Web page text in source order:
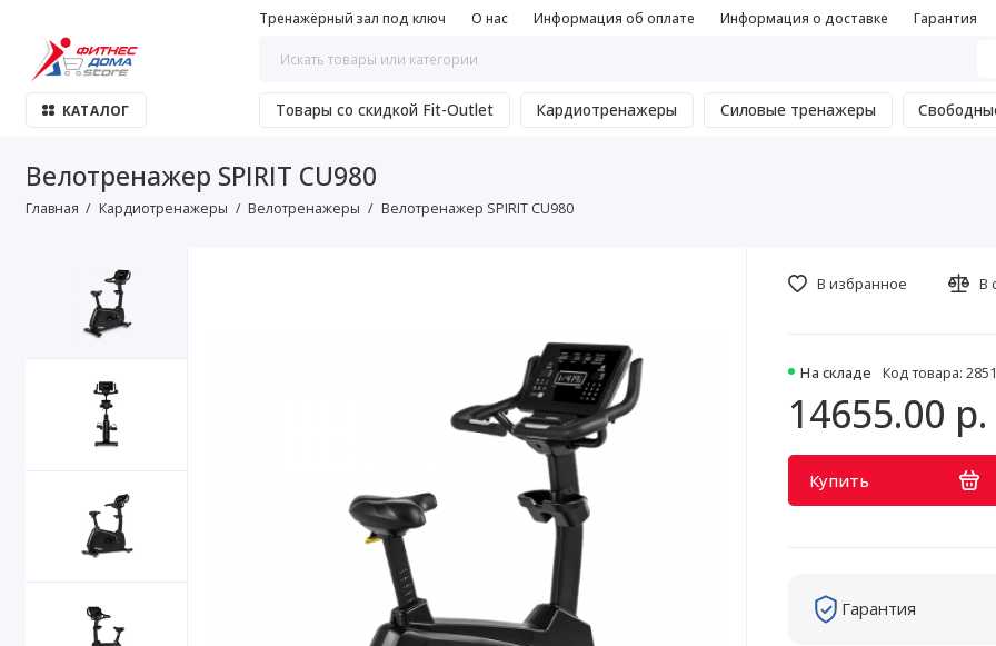
Тренажёрный зал под ключ О нас Информация об оплате Информация о доставке Гарантия
КАТАЛОГ Товары со скидкой Fit-Outlet Кардиотренажеры Силовые тренажеры
Велотренажер SPIRIT CU980
Главная Кардиотренажеры Велотренажеры Велотренажер SPIRIT CU980
На складе Код товара:
14655.00 р.
Купить
В избранное В
Гарантия